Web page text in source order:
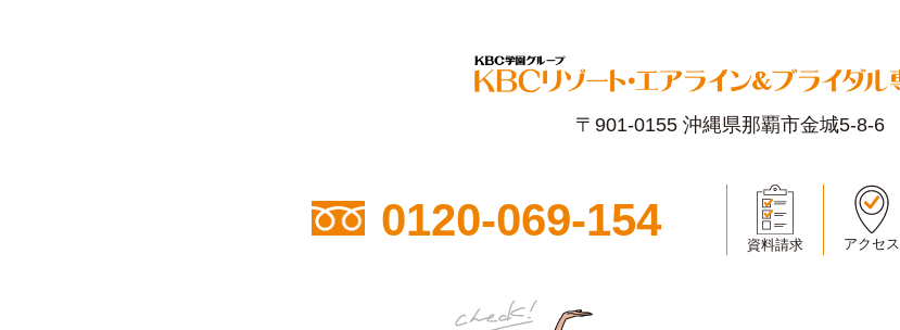
〒901-0155 沖縄県那覇市金城5-8-6
0120-069-154 資料請求 アクセス